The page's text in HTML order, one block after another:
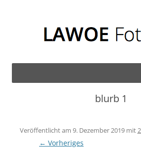
Zum
blurb 1
Veröffentlicht am 9. Dezember 2019mit
← Vorheriges